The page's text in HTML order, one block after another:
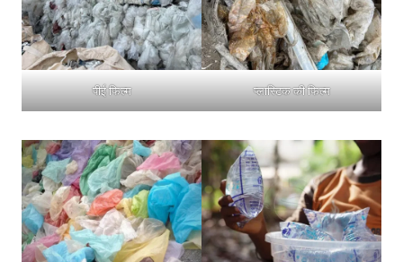
पीई फिल्म प्लास्टिक की फिल्म